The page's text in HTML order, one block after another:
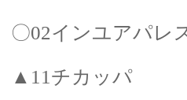
〇02インユアパレ
▲11チカッパ